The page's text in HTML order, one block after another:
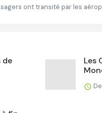
ont transité par les
de
Les